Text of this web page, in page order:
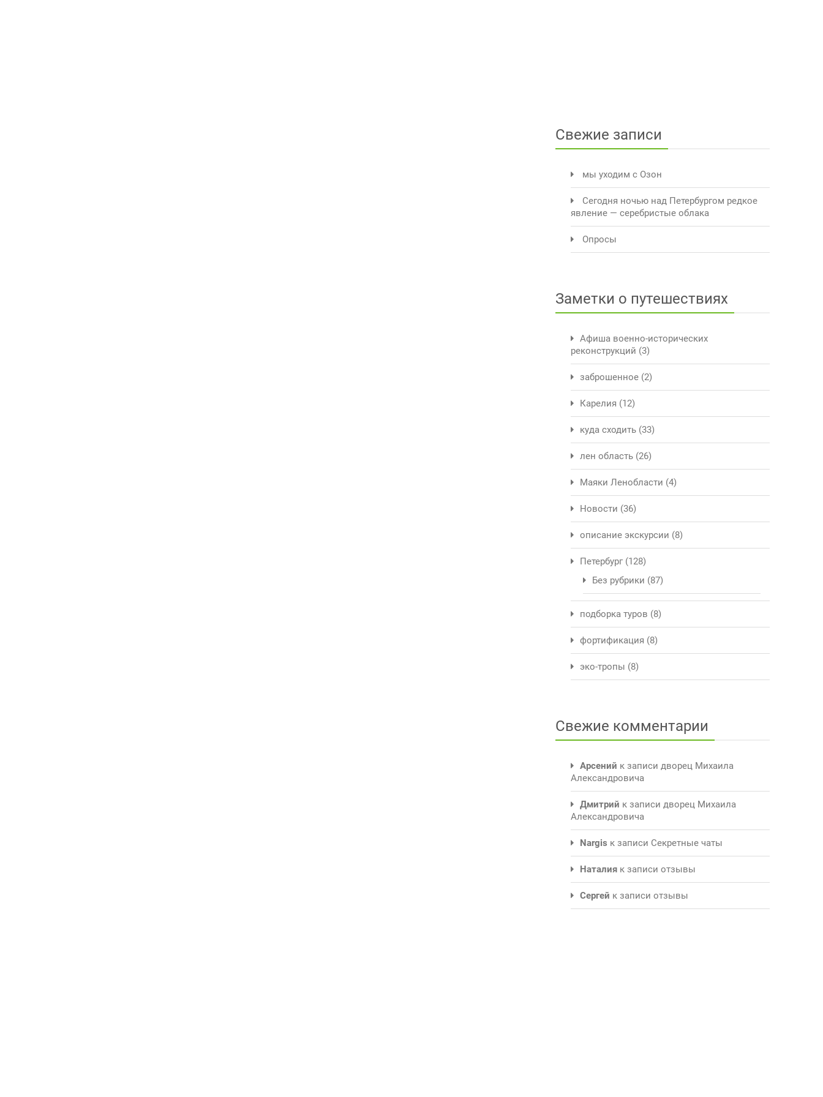
Свежие записи
мы уходим с Озон
Сегодня ночью над Петербургом редкое
явление — серебристые облака
Опросы
Заметки о путешествиях
Афиша военно-исторических
реконструкций (3)
заброшенное (2)
Карелия (12)
куда сходить (33)
лен область (26)
Маяки Ленобласти (4)
Новости (36)
описание экскурсии (8)
Петербург (128)
Без рубрики (87)
подборка туров (8)
фортификация (8)
эко-тропы (8)
Свежие комментарии
Арсений к записи дворец Михаила
Александровича
Дмитрий к записи дворец Михаила
Александровича
Nargis к записи Секретные чаты
Наталия к записи отзывы
Сергей к записи отзывы